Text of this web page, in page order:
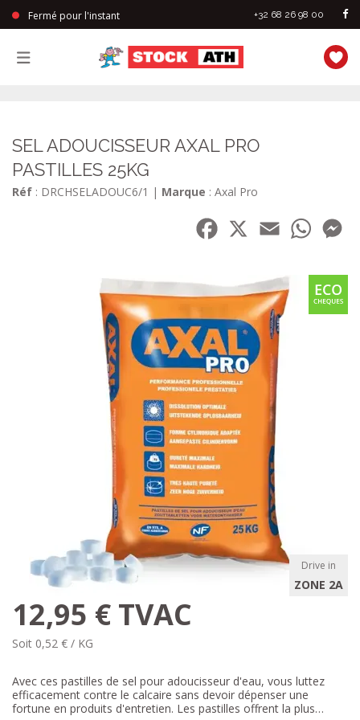
Fermé pour l'instant +32 68 26 98 00
SEL ADOUCISSEUR AXAL PRO
PASTILLES 25KG
Réf : DRCHSELADOUC6/1 | Marque : Axal Pro
Facebook
Email
Drive in
ZONE 2A
12,95 € TVAC
Soit 0,52 € / KG
Avec ces pastilles de sel pour adoucisseur d'eau, vous luttez
efficacement contre le calcaire sans devoir dépenser une
fortune en produits d'entretien. Les pastilles offrent la plus